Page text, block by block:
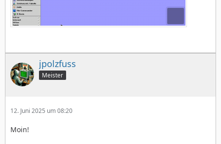
jpolzfuss
Meister
12. Juni 2025 um 08:20
Moin!